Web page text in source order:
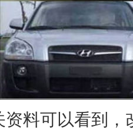
料可以看到，